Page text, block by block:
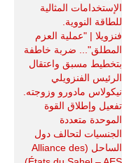
الإستخدامات المثالية
للطاقة النووية.
فنزويلا | "عملية العزم
المطلق"... ضربة خاطفة
بتخطيط مسبق واعتقال
الرئيس الفنزويلي
نيكولاس مادورو وزوجته.
تفعيل وإطلاق القوة
الموحدة متعددة
الجنسيات لتحالف دول
الساحل (Alliance des